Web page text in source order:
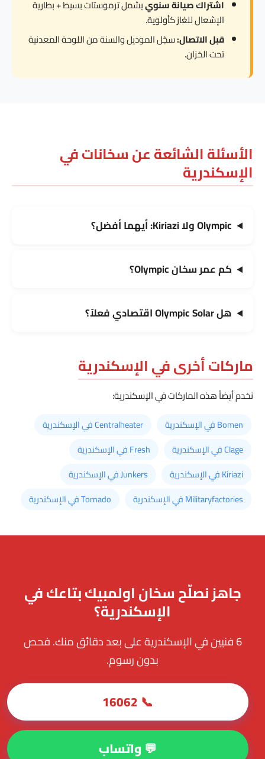
اشتراك صيانة سنوييشمل ترموستات بسيط + بطارية
الإشعال للغاز كأولوية.
قبل الاتصال:سجّل الموديل والسنة من اللوحة المعدنية
تحت الخزان.
الأسئلة الشائعة عن سخانات في
الإسكندرية
Olympic ولا Kiriazi: أيهما أفضل؟
كم عمر سخان Olympic؟
هل Olympic Solar اقتصادي فعلاً؟
ماركات أخرى في الإسكندرية
نخدم أيضاً هذه الماركات في الإسكندرية:
Bomen في الإسكندرية
Centralheater في الإسكندرية
Clage في الإسكندرية
Fresh في الإسكندرية
Kiriazi في الإسكندرية
Junkers في الإسكندرية
Militaryfactories في الإسكندرية
Tornado في الإسكندرية
جاهز نصلّح سخان اولمبيك بتاعك في
الإسكندرية؟
6 فنيين في الإسكندرية على بعد دقائق منك. فحص
بدون رسوم.
📞 16062
💬 واتساب